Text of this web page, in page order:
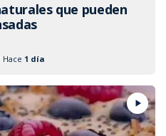
que pueden
Hace 1 día